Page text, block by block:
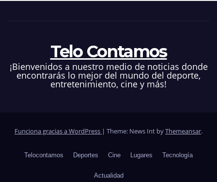
Telo Contamos
¡Bienvenidos a nuestro medio de noticias donde
encontrarás lo mejor del mundo del deporte,
entretenimiento, cine y más!
Funciona gracias a WordPress | Theme: News Int byThemeansar.
Telocontamos Deportes Cine Lugares Tecnología
Actualidad